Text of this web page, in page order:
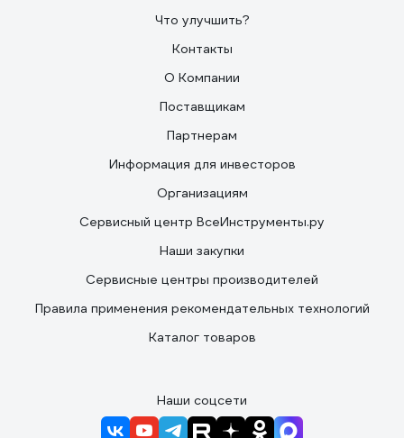
Что улучшить?
Контакты
О Компании
Поставщикам
Партнерам
Информация для инвесторов
Организациям
Сервисный центр ВсеИнструменты.ру
Наши закупки
Сервисные центры производителей
Правила применения рекомендательных технологий
Каталог товаров
Наши соцсети